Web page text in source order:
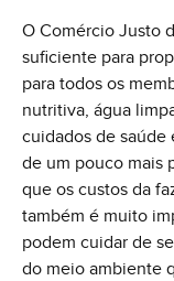
O Comércio Justo
suficiente para
para todos os
nutritiva, água
cuidados de saúde
de um pouco mais
que os custos da
também é muito
podem cuidar de
do meio ambiente